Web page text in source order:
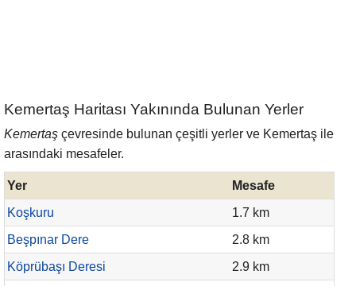
Kemertaş Haritası Yakınında Bulunan Yerler
Kemertaş çevresinde bulunan çeşitli yerler ve Kemertaş ile
arasındaki mesafeler.
Yer
Mesafe
Koşkuru
1.7 km
Beşpınar Dere
2.8 km
Köprübaşı Deresi
2.9 km